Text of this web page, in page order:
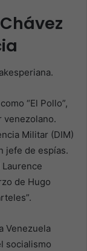
“El Pollo”,
venezolano.
Militar (DIM)
jefe de espías.
de Hugo
Venezuela
socialismo